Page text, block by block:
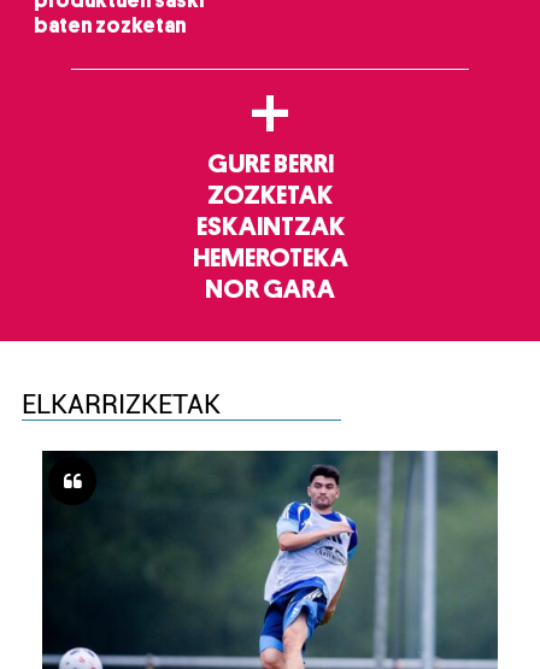
baten zozketan
+
GURE BERRI
ZOZKETAK
ESKAINTZAK
HEMEROTEKA
NOR GARA
ELKARRIZKETAK